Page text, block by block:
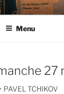
Menu
27
PAVEL TCHIKOV